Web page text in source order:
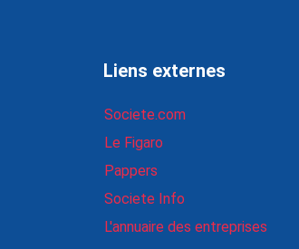
Liens externes
Societe.com
Le Figaro
Pappers
Societe Info
L'annuaire des entreprises